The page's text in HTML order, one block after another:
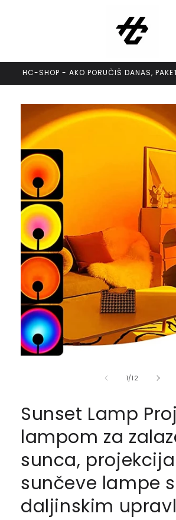
HC-SHOP - AKO PORUČIŠ DANAS,
Skip to
product
information
1/of
12
Sunset Lamp
lampom za
sunca, projekcija
sunčeve lampe
daljinskim